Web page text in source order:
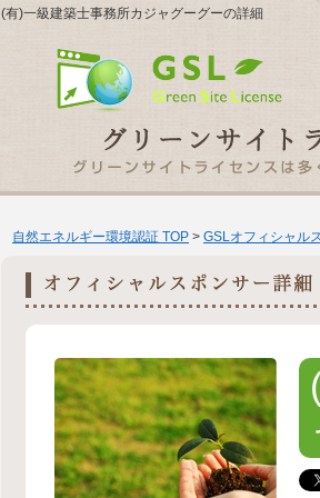
(有)一級建築士事務所カジャグーグーの詳細
自然エネルギー環境認証 TOP > GSLオフィシャル